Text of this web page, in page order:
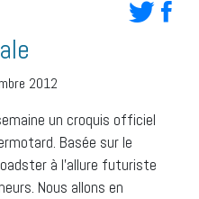
2012
un croquis officiel
Basée sur le
à l’allure futuriste
Nous allons en